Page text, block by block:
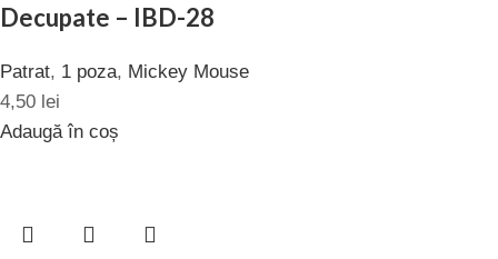
Decupate – IBD-28
Patrat, 1 poza, Mickey Mouse
4,50 lei
Adaugă în coș